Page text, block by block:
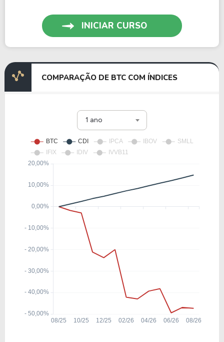
INICIAR CURSO
COMPARAÇÃO DE BTC COM ÍNDICES
1 ano